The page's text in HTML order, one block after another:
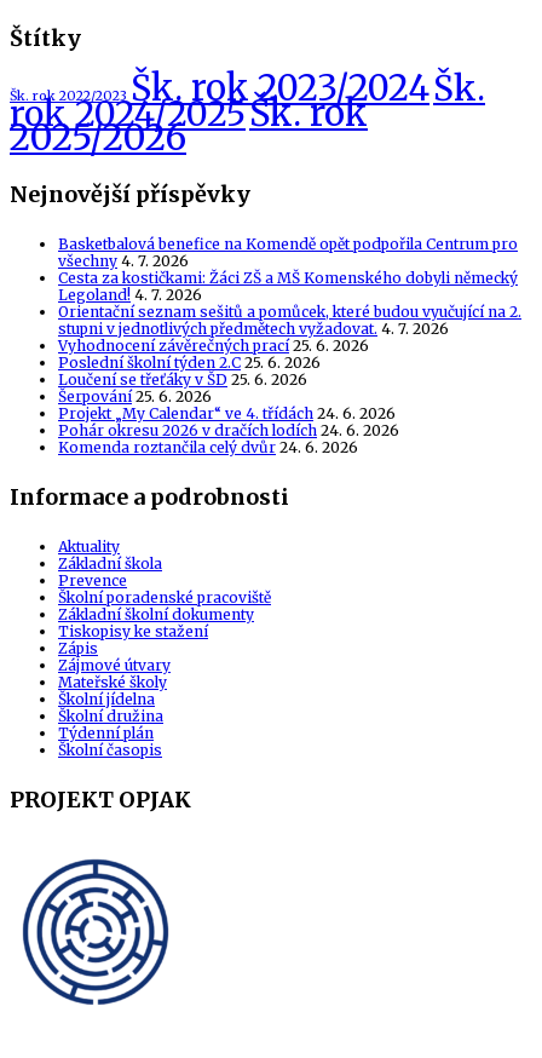
Štítky
Šk. rok 2022/2023 Šk. rok 2023/2024Šk.
rok 2024/2025Šk. rok
2025/2026
Nejnovější příspěvky
Basketbalová benefice na Komendě opět podpořila Centrum pro
všechny 4. 7. 2026
Cesta za kostičkami: Žáci ZŠ a MŠ Komenského dobyli německý
Legoland! 4. 7. 2026
Orientační seznam sešitů a pomůcek, které budou vyučující na 2.
stupni v jednotlivých předmětech vyžadovat. 4. 7. 2026
Vyhodnocení závěrečných prací 25. 6. 2026
Poslední školní týden 2.C 25. 6. 2026
Loučení se třeťáky v ŠD 25. 6. 2026
Šerpování 25. 6. 2026
Projekt „My Calendar“ ve 4. třídách 24. 6. 2026
Pohár okresu 2026 v dračích lodích 24. 6. 2026
Komenda roztančila celý dvůr 24. 6. 2026
Informace a podrobnosti
Aktuality
Základní škola
Prevence
Školní poradenské pracoviště
Základní školní dokumenty
Tiskopisy ke stažení
Zápis
Zájmové útvary
Mateřské školy
Školní jídelna
Školní družina
Týdenní plán
Školní časopis
PROJEKT OPJAK